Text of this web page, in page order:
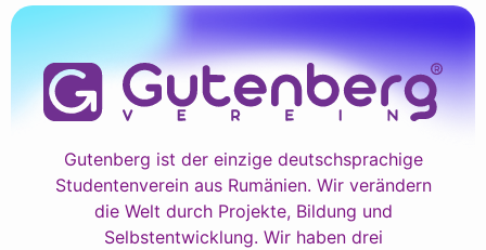
Gutenberg ist der einzige deutschsprachige
Studentenverein aus Rumänien. Wir verändern
die Welt durch Projekte, Bildung und
Selbstentwicklung. Wir haben drei